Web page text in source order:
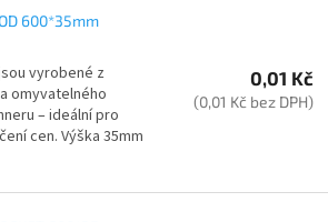
600*35mm
vyrobené z
omyvatelného
– ideální pro
cen. Výška 35mm
0,01 Kč
(0,01 Kč bez DPH)